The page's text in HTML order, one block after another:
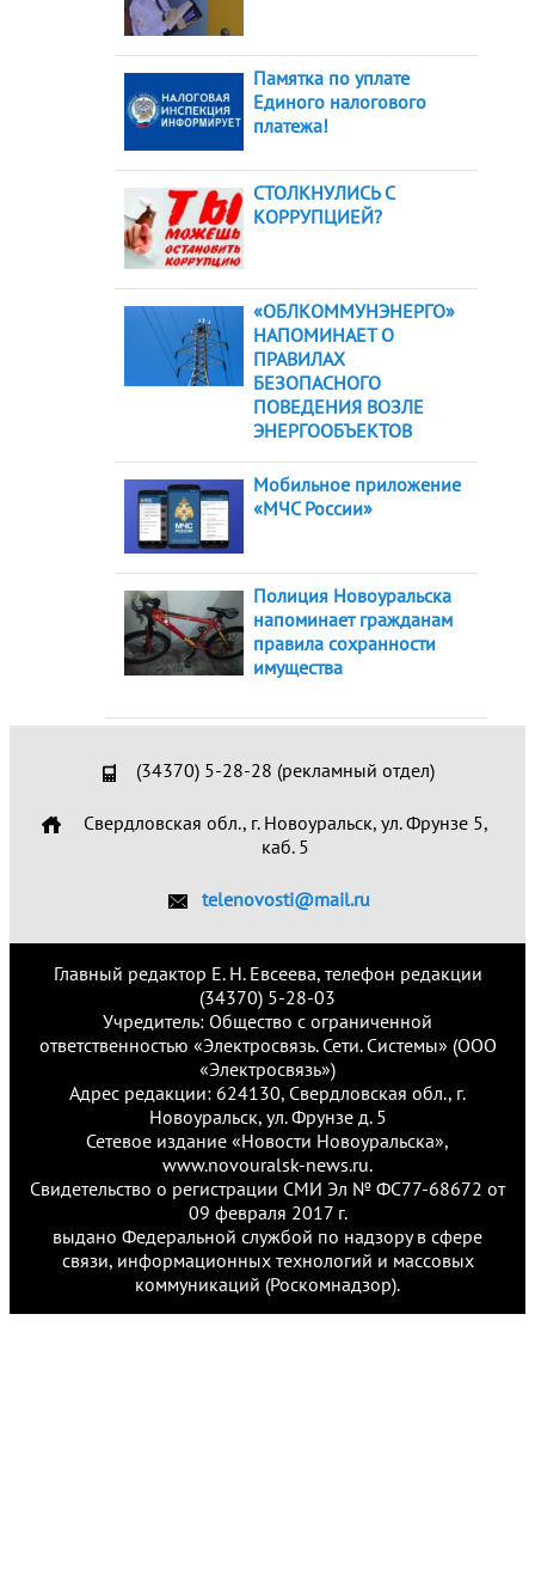
Памятка по уплате
Единого налогового
платежа!
СТОЛКНУЛИСЬ С
КОРРУПЦИЕЙ?
«ОБЛКОММУНЭНЕРГО»
НАПОМИНАЕТ О
ПРАВИЛАХ
БЕЗОПАСНОГО
ПОВЕДЕНИЯ ВОЗЛЕ
ЭНЕРГООБЪЕКТОВ
Мобильное приложение
«МЧС России»
Полиция Новоуральска
напоминает гражданам
правила сохранности
имущества
(34370) 5-28-28 (рекламный отдел)
Свердловская обл., г. Новоуральск, ул. Фрунзе 5,
каб. 5
telenovosti@mail.ru
Главный редактор Е. Н. Евсеева, телефон редакции
(34370) 5-28-03
Учредитель: Общество с ограниченной
ответственностью «Электросвязь. Сети. Системы» (ООО
«Электросвязь»)
Адрес редакции: 624130, Свердловская обл., г.
Новоуральск, ул. Фрунзе д. 5
Сетевое издание «Новости Новоуральска»,
www.novouralsk-news.ru.
Свидетельство о регистрации СМИ Эл № ФС77-68672 от
09 февраля 2017 г.
выдано Федеральной службой по надзору в сфере
связи, информационных технологий и массовых
коммуникаций (Роскомнадзор).